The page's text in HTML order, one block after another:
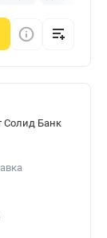
Солид Банк